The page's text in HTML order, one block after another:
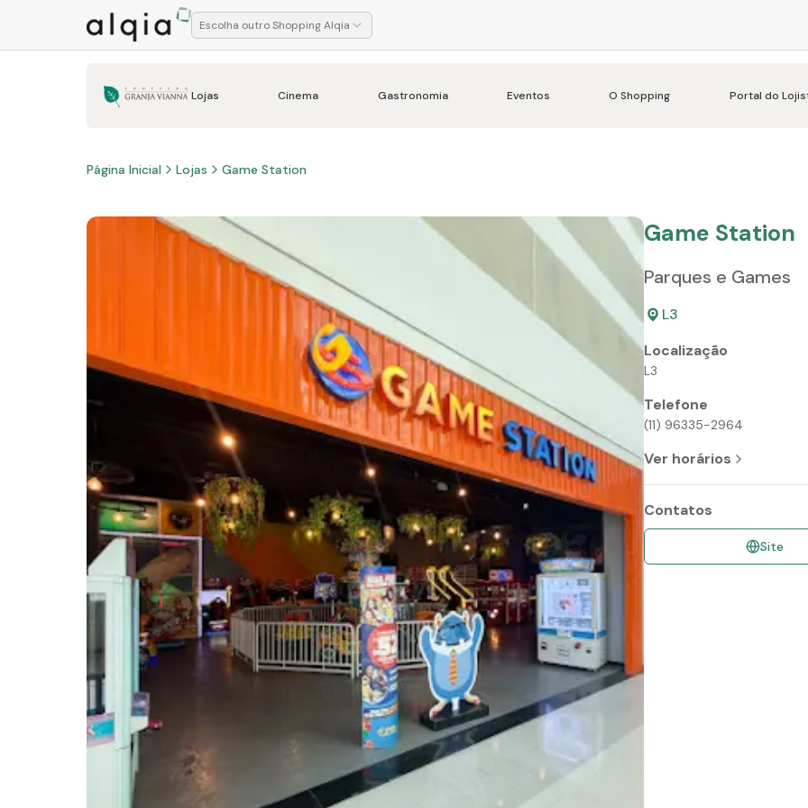
Escolha outro Shopping Alqia
Lojas Cinema Gastronomia Eventos O Shopping Portal do
Página Inicial Lojas Game Station
Game Station
Parques e Games
L3
Localização
L3
Telefone
(11) 96335-2964
Ver horários
Contatos
Site